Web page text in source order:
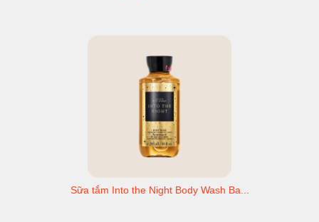
Sữa tắm Into the Night Body Wash Ba...